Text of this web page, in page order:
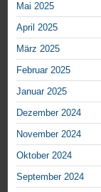
Mai 2025
April 2025
März 2025
Februar 2025
Januar 2025
Dezember 2024
November 2024
Oktober 2024
September 2024